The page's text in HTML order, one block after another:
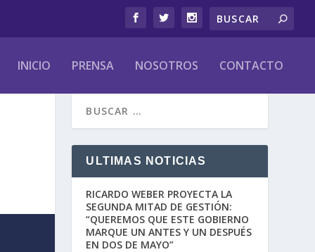
INICIO PRENSA NOSOTROS CONTACTO
ULTIMAS NOTICIAS
RICARDO WEBER PROYECTA LA
SEGUNDA MITAD DE GESTIÓN:
“QUEREMOS QUE ESTE GOBIERNO
MARQUE UN ANTES Y UN DESPUÉS
EN DOS DE MAYO”